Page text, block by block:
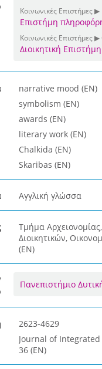
Κοινωνικές Επιστήμες
Επιστήμη
Κοινωνικές Επιστήμες ▶
Διοικητική
narrative mood (EN)
symbolism (EN)
awards (EN)
literary work (EN)
Chalkida (EN)
Skaribas (EN)
Αγγλική γλώσσα
Τμήμα
Διοικητικών,
(EN)
Πανεπιστήμιο
2623-4629
Journal of
36 (EN)